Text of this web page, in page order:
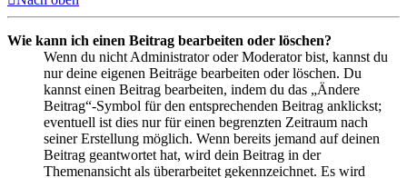
Wie kann ich einen Beitrag bearbeiten oder löschen?
Wenn du nicht Administrator oder Moderator bist, kannst du
nur deine eigenen Beiträge bearbeiten oder löschen. Du
kannst einen Beitrag bearbeiten, indem du das „Ändere
Beitrag“-Symbol für den entsprechenden Beitrag anklickst;
eventuell ist dies nur für einen begrenzten Zeitraum nach
seiner Erstellung möglich. Wenn bereits jemand auf deinen
Beitrag geantwortet hat, wird dein Beitrag in der
Themenansicht als überarbeitet gekennzeichnet. Es wird